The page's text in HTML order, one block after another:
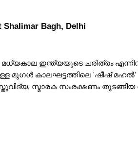
Shalimar Bagh, Delhi
ഇന്ത്യയുടെ ചരിത്രം
മുഗൾ കാലഘട്ടത്തിലെ 'ഷീഷ്
സ്മാരക സംരക്ഷണം